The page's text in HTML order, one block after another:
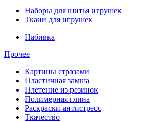
Наборы для шитья игрушек
Ткани для игрушек
Набивка
Прочее
Картины стразами
Пластичная замша
Плетение из резинок
Полимерная глина
Раскраски-антистресс
Ткачество